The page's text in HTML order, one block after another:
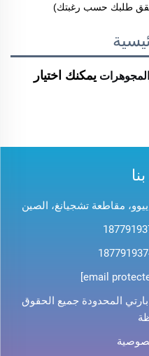
المحدودة جميع الحقوق